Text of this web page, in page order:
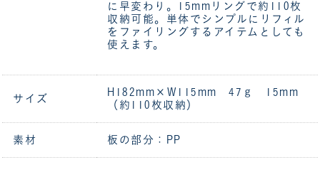
に早変わり。15mmリングで約110枚
収納可能。単体でシンプルにリフィル
をファイリングするアイテムとしても
使えます。
サイズ
H182mm×W115mm 47ｇ 15mm
（約110枚収納）
素材 板の部分：PP